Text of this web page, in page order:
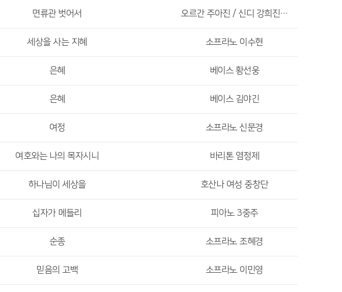
면류관 벗어서 오르간 주아진 / 신디 강희진 / 팀파니 김재인
세상을 사는 지혜 소프라노 이수현
은혜 베이스 황선웅
은혜 베이스 김야긴
여정 소프라노 신문경
여호와는 나의 목자시니 바리톤 염정제
하나님이 세상을 호산나 여성 중창단
십자가 메들리 피아노 3중주
순종 소프라노 조혜경
믿음의 고백 소프라노 이민영